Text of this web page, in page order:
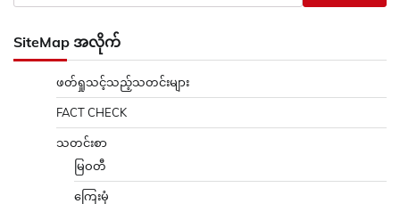
SiteMap အလိုက်
ဖတ်ရှုသင့်သည့်သတင်းများ
FACT CHECK
သတင်းစာ
မြဝတီ
ကြေးမုံ